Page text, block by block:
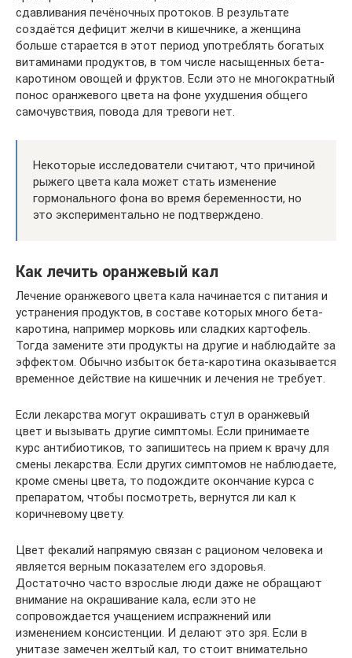
сдавливания печёночных протоков. В результате
создаётся дефицит желчи в кишечнике, а женщина
больше старается в этот период употреблять богатых
витаминами продуктов, в том числе насыщенных бета-
каротином овощей и фруктов. Если это не многократный
понос оранжевого цвета на фоне ухудшения общего
самочувствия, повода для тревоги нет.
Некоторые исследователи считают, что причиной
рыжего цвета кала может стать изменение
гормонального фона во время беременности, но
это экспериментально не подтверждено.
Как лечить оранжевый кал
Лечение оранжевого цвета кала начинается с питания и
устранения продуктов, в составе которых много бета-
каротина, например морковь или сладких картофель.
Тогда замените эти продукты на другие и наблюдайте за
эффектом. Обычно избыток бета-каротина оказывается
временное действие на кишечник и лечения не требует.
Если лекарства могут окрашивать стул в оранжевый
цвет и вызывать другие симптомы. Если принимаете
курс антибиотиков, то запишитесь на прием к врачу для
смены лекарства. Если других симптомов не наблюдаете,
кроме смены цвета, то подождите окончание курса с
препаратом, чтобы посмотреть, вернутся ли кал к
коричневому цвету.
Цвет фекалий напрямую связан с рационом человека и
является верным показателем его здоровья.
Достаточно часто взрослые люди даже не обращают
внимание на окрашивание кала, если это не
сопровождается учащением испражнений или
изменением консистенции. И делают это зря. Если в
унитазе замечен желтый кал, то стоит внимательно